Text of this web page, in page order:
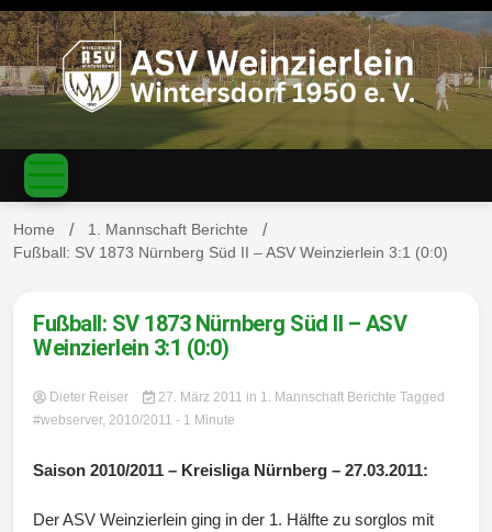
S
k
i
p
c
ASV
Weinzierl
ein-
Home
1. Mannschaft Berichte
Fußball: SV 1873 Nürnberg Süd II – ASV Weinzierlein 3:1 (0:0)
Fußball: SV 1873 Nürnberg Süd II – ASV
Weinzierlein 3:1 (0:0)
Dieter Reiser 27. März 2011 in 1. Mannschaft Berichte Tagged
#webserver, 2010/2011 - 1 Minute
Saison 2010/2011 – Kreisliga Nürnberg – 27.03.2011:
Der ASV Weinzierlein ging in der 1. Hälfte zu sorglos mit